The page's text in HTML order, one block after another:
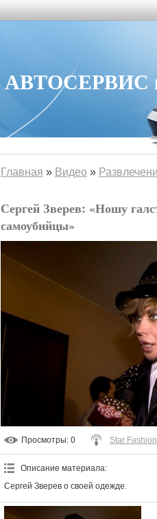
АВТОСЕРВИС в
Главная » Видео »
Сергей Зверев: «Ношу
самоубийцы»
Просмотры: 0 Star Fashion
Описание материала:
Сергей Зверев о своей одежде.